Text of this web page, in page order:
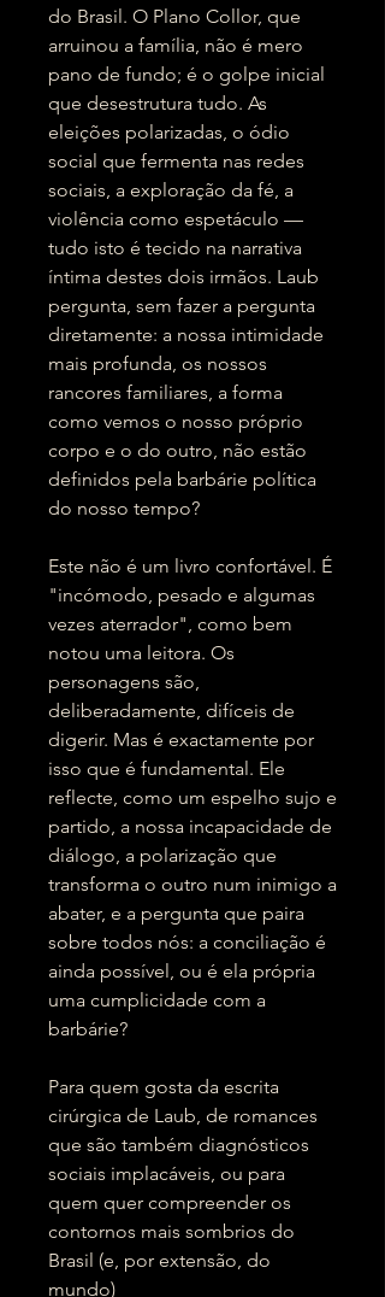
do Brasil. O Plano Collor, que
arruinou a família, não é mero
pano de fundo; é o golpe inicial
que desestrutura tudo. As
eleições polarizadas, o ódio
social que fermenta nas redes
sociais, a exploração da fé, a
violência como espetáculo —
tudo isto é tecido na narrativa
íntima destes dois irmãos. Laub
pergunta, sem fazer a pergunta
diretamente: a nossa intimidade
mais profunda, os nossos
rancores familiares, a forma
como vemos o nosso próprio
corpo e o do outro, não estão
definidos pela barbárie política
do nosso tempo?
Este não é um livro confortável. É
"incómodo, pesado e algumas
vezes aterrador", como bem
notou uma leitora. Os
personagens são,
deliberadamente, difíceis de
digerir. Mas é exactamente por
isso que é fundamental. Ele
reflecte, como um espelho sujo e
partido, a nossa incapacidade de
diálogo, a polarização que
transforma o outro num inimigo a
abater, e a pergunta que paira
sobre todos nós: a conciliação é
ainda possível, ou é ela própria
uma cumplicidade com a
barbárie?
Para quem gosta da escrita
cirúrgica de Laub, de romances
que são também diagnósticos
sociais implacáveis, ou para
quem quer compreender os
contornos mais sombrios do
Brasil (e, por extensão, do
mundo)